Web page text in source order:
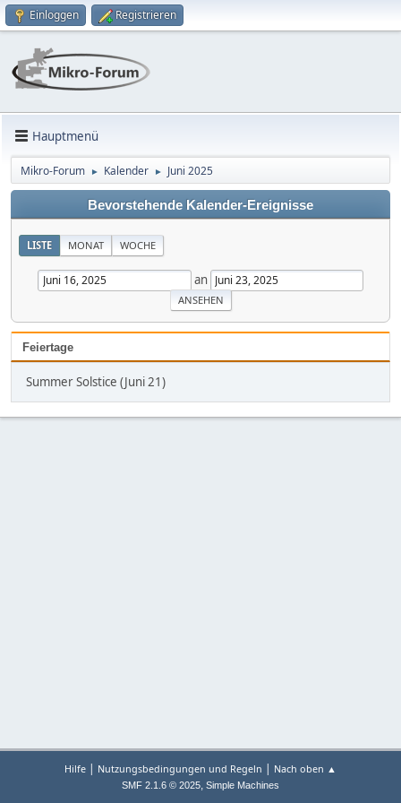
Einloggen Registrieren
Hauptmenü
Mikro-Forum ► Kalender ► Juni 2025
Bevorstehende Kalender-Ereignisse
LISTE MONAT WOCHE
an
Feiertage
Summer Solstice (Juni 21)
Hilfe | Nutzungsbedingungen und Regeln | Nach oben ▲
SMF 2.1.6 © 2025, Simple Machines